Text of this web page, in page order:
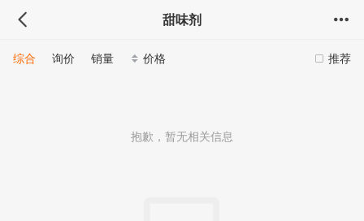
甜味剂
推荐
综合 询价 销量 价格
抱歉，暂无相关信息